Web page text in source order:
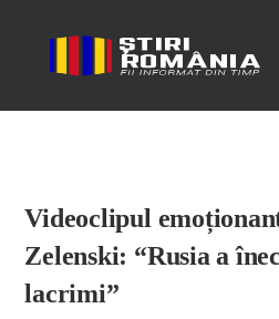
Stiri Romania
Videoclipul
Zelenski: “Rusia a
lacrimi”